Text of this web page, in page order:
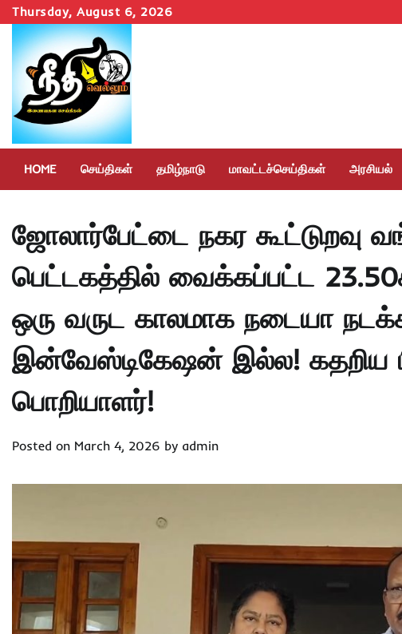
Skip
to
content
Thursday, August 6, 2026
HOME செய்திகள் தமிழ்நாடு மாவட்டச்செய்திகள் அரசியல்
ஜோலார்பேட்டை நகர கூட்டுறவு
பெட்டகத்தில் வைக்கப்பட்ட
ஒரு வருட காலமாக நடையா
இன்வேஸ்டிகேஷன் இல்ல!
பொறியாளர்!
Posted on March 4, 2026 by admin